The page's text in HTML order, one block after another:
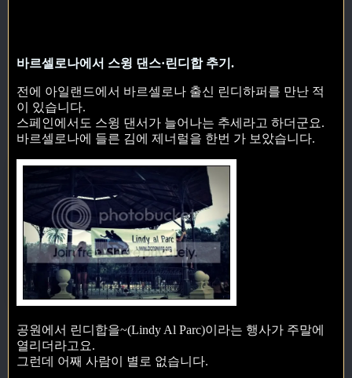
바르셀로나에서 스윙 댄스·린디합 추기.
전에 아일랜드에서 바르셀로나 출신 린디하퍼를 만난 적
이 있습니다.
스페인에서도 스윙 댄서가 늘어나는 추세라고 하더군요.
바르셀로나에 들른 김에 제너럴을 한번 가 보았습니다.
공원에서 린디합을~(Lindy Al Parc)이라는 행사가 주말에
열리더라고요.
그런데 어째 사람이 별로 없습니다.